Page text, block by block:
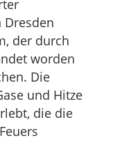
Dresden
der durch
worden
Die
und Hitze
die die